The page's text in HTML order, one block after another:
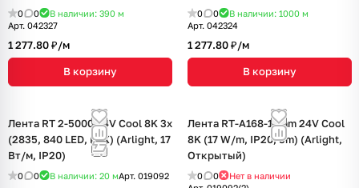
0 0 В наличии: 390 м
Арт. 042327
1 277.80 ₽/м
В корзину
0 0 В наличии: 1000 м
Арт. 042324
1 277.80 ₽/м
В корзину
Лента RT 2-5000 24V Cool 8K 3x
(2835, 840 LED, LUX) (Arlight, 17
Вт/м, IP20)
0 0 В наличии: 20 мАрт. 019092
Лента RT-A168-10mm 24V Cool
8K (17 W/m, IP20, 5m) (Arlight,
Открытый)
0 0
Нет в наличии